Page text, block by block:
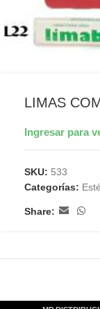
LIMAS
Ingresar para
SKU: 533
Categorías:
Share: